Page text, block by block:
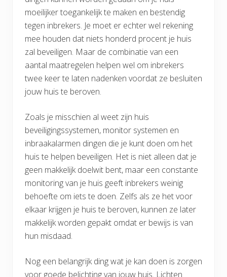
moeilijker toegankelijk te maken en bestendig
tegen inbrekers. Je moet er echter wel rekening
mee houden dat niets honderd procent je huis
zal beveiligen. Maar de combinatie van een
aantal maatregelen helpen wel om inbrekers
twee keer te laten nadenken voordat ze besluiten
jouw huis te beroven.
Zoals je misschien al weet zijn huis
beveiligingssystemen, monitor systemen en
inbraakalarmen dingen die je kunt doen om het
huis te helpen beveiligen. Het is niet alleen dat je
geen makkelijk doelwit bent, maar een constante
monitoring van je huis geeft inbrekers weinig
behoefte om iets te doen. Zelfs als ze het voor
elkaar krijgen je huis te beroven, kunnen ze later
makkelijk worden gepakt omdat er bewijs is van
hun misdaad.
Nog een belangrijk ding wat je kan doen is zorgen
voor goede belichting van jouw huis. Lichten